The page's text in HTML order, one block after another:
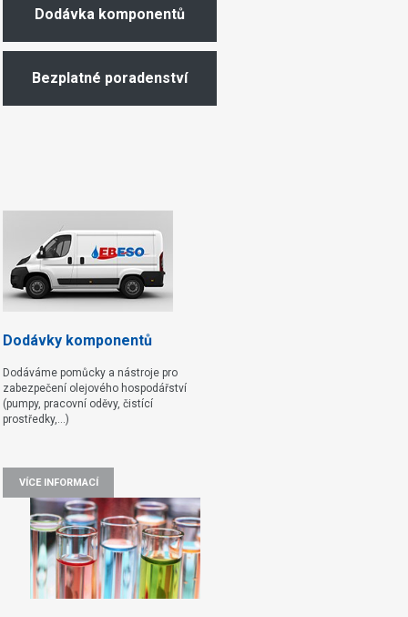
Dodávka komponentů
Bezplatné poradenství
Dodávky komponentů
Dodáváme pomůcky a nástroje pro
zabezpečení olejového hospodářství
(pumpy, pracovní oděvy, čistící
prostředky,...)
VÍCE INFORMACÍ